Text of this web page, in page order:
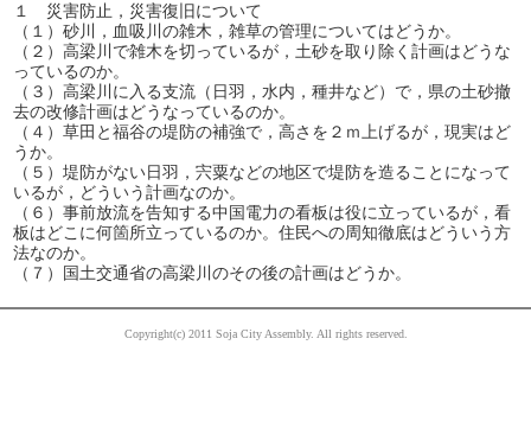
１ 災害防止，災害復旧について
（１）砂川，血吸川の雑木，雑草の管理についてはどうか。
（２）高梁川で雑木を切っているが，土砂を取り除く計画はどうな
っているのか。
（３）高梁川に入る支流（日羽，水内，種井など）で，県の土砂撤
去の改修計画はどうなっているのか。
（４）草田と福谷の堤防の補強で，高さを２ｍ上げるが，現実はど
うか。
（５）堤防がない日羽，宍粟などの地区で堤防を造ることになって
いるが，どういう計画なのか。
（６）事前放流を告知する中国電力の看板は役に立っているが，看
板はどこに何箇所立っているのか。住民への周知徹底はどういう方
法なのか。
（７）国土交通省の高梁川のその後の計画はどうか。
Copyright(c) 2011 Soja City Assembly. All rights reserved.